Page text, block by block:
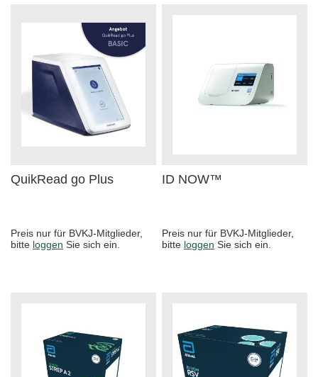
QuikRead go Plus
Preis nur für BVKJ-Mitglieder,
bitte loggen Sie sich ein.
ID NOW™
Preis nur für BVKJ-Mitglieder,
bitte loggen Sie sich ein.